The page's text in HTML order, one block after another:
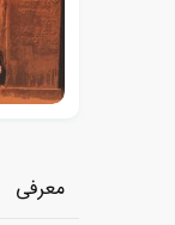
معرفی